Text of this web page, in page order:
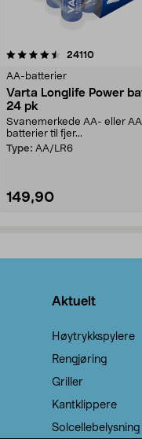
24110
AA-batterier
Varta Longlife Power
24 pk
Svanemerkede AA- eller
batterier til fjer...
Type: AA/LR6
149,90
4.5av 5 stjerner
Aktuelt
Høytrykkspylere
Rengjøring
Griller
Kantklippere
Solcellebelysning